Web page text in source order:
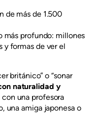
de más de 1.500
más profundo: millones
y formas de ver el
británico” o “sonar
naturalidad y
con una profesora
una amiga japonesa o